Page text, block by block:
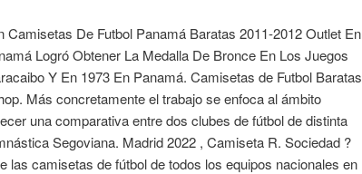
Camisetas De Futbol Panamá Baratas 2011-2012 Outlet En
Logró Obtener La Medalla De Bronce En Los Juegos
Y En 1973 En Panamá. Camisetas de Futbol Baratas
Más concretamente el trabajo se enfoca al ámbito
una comparativa entre dos clubes de fútbol de distinta
Segoviana. Madrid 2022 , Camiseta R. Sociedad ?
las camisetas de fútbol de todos los equipos nacionales en